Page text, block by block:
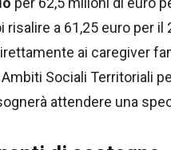
a 61,25 euro per il
ai caregiver
Sociali Territoriali
attendere una